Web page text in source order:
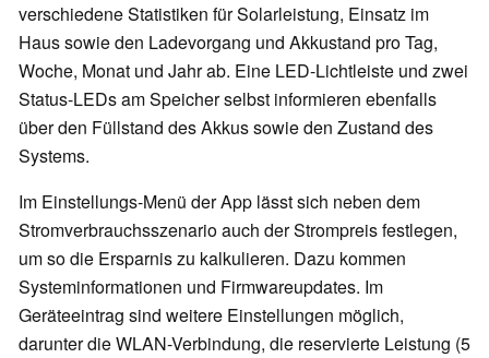
verschiedene Statistiken für Solarleistung, Einsatz im
Haus sowie den Ladevorgang und Akkustand pro Tag,
Woche, Monat und Jahr ab. Eine LED-Lichtleiste und zwei
Status-LEDs am Speicher selbst informieren ebenfalls
über den Füllstand des Akkus sowie den Zustand des
Systems.
Im Einstellungs-Menü der App lässt sich neben dem
Stromverbrauchsszenario auch der Strompreis festlegen,
um so die Ersparnis zu kalkulieren. Dazu kommen
Systeminformationen und Firmwareupdates. Im
Geräteeintrag sind weitere Einstellungen möglich,
darunter die WLAN-Verbindung, die reservierte Leistung (5